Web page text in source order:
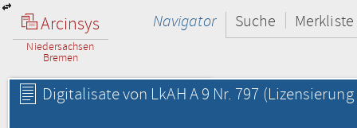
Arcinsys
Niedersachsen
Bremen
Navigator Suche Merkliste
Digitalisate von LkAH A 9 Nr. 797